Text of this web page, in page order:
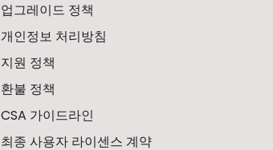
업그레이드 정책
개인정보 처리방침
지원 정책
환불 정책
CSA 가이드라인
최종 사용자 라이센스 계약